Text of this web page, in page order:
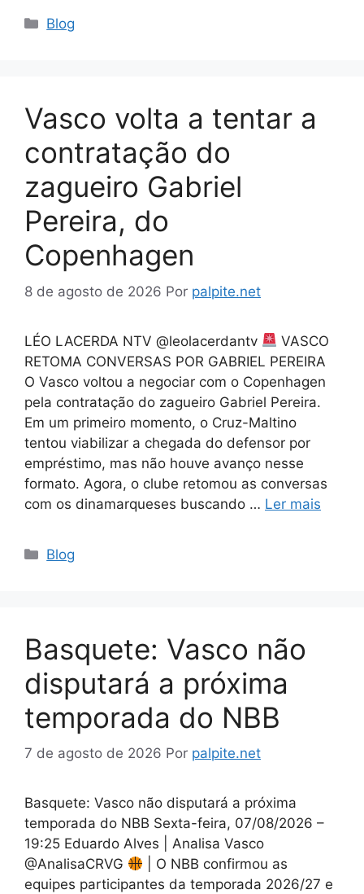
Categorias
Blog
Vasco volta a tentar a
contratação do
zagueiro Gabriel
Pereira, do
Copenhagen
8 de agosto de 2026 Por palpite.net
LÉO LACERDA NTV @leolacerdantv
VASCO
RETOMA CONVERSAS POR GABRIEL PEREIRA
O Vasco voltou a negociar com o Copenhagen
pela contratação do zagueiro Gabriel Pereira.
Em um primeiro momento, o Cruz-Maltino
tentou viabilizar a chegada do defensor por
empréstimo, mas não houve avanço nesse
formato. Agora, o clube retomou as conversas
com os dinamarqueses buscando … Ler mais
Categorias
Blog
Basquete: Vasco não
disputará a próxima
temporada do NBB
7 de agosto de 2026 Por palpite.net
Basquete: Vasco não disputará a próxima
temporada do NBB Sexta-feira, 07/08/2026 –
19:25 Eduardo Alves | Analisa Vasco
@AnalisaCRVG
| O NBB confirmou as
equipes participantes da temporada 2026/27 e